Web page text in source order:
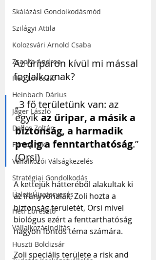
Skálázási Gondolkodásmód
Szilágyi Attila
Kolozsvári Arnold Csaba
Zsapka Andrea
Heti Ébresztő
Heinbach Dárius
Jáger László
Dallos Zoltán
Forray Niki
Vállalkozói Válságkezelés
Stratégiai Gondolkodás
Üzleti Újratervezés
Heti Ébresztő
Vállalkozásindítás
Huszti Boldizsár
Az űriparon kívül mi mással
foglalkoznak?
„3 fő területünk van: az
egyik az űripar, a másik a
biztonság, a harmadik
pedig a fenntarthatóság.”
(Orsi)
A kettejük hátteréből alakultak ki
az irányvonalak, Zoli hozta a
biztonság területét, Orsi mivel
biológus ezért a fenttarthatóság
nagyon fontos téma számára.
Zoli speciális területe a risk and